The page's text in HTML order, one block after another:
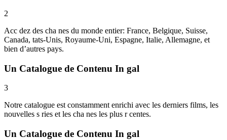
2
Acc dez des cha nes du monde entier: France, Belgique, Suisse,
Canada, tats-Unis, Royaume-Uni, Espagne, Italie, Allemagne, et
bien d’autres pays.
Un Catalogue de Contenu In gal
3
Notre catalogue est constamment enrichi avec les derniers films, les
nouvelles s ries et les cha nes les plus r centes.
Un Catalogue de Contenu In gal